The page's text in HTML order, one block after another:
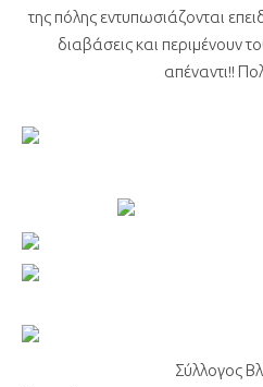
της πόλης εντυπωσιάζονται
διαβάσεις και περιμένουν
απέναντι!!
Σύλλογος Βλάχων